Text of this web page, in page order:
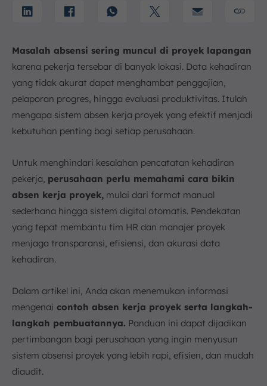
f. Pemantauan dan Evaluasi
5. Contoh Absen Kerja Proyek Konstruksi
6. Kesimpulan
FAQ:
Masalah absensi sering muncul di proyek lapangan
karena pekerja tersebar di banyak lokasi. Data kehadiran
yang tidak akurat dapat menghambat penggajian,
pelaporan progres, hingga evaluasi produktivitas. Itulah
mengapa sistem absen kerja proyek yang efektif menjadi
kebutuhan penting bagi setiap perusahaan.
Untuk menghindari kesalahan pencatatan kehadiran
pekerja, perusahaan perlu memahami cara bikin
absen kerja proyek, mulai dari format manual
sederhana hingga sistem digital otomatis. Pendekatan
yang tepat membantu tim HR dan manajer proyek
menjaga transparansi, efisiensi, dan akurasi data
kehadiran.
Dalam artikel ini, Anda akan menemukan informasi
mengenai contoh absen kerja proyek serta langkah-
langkah pembuatannya. Panduan ini dapat dijadikan
pertimbangan bagi perusahaan yang ingin menyusun
sistem absensi proyek yang lebih rapi, efisien, dan mudah
diaudit.